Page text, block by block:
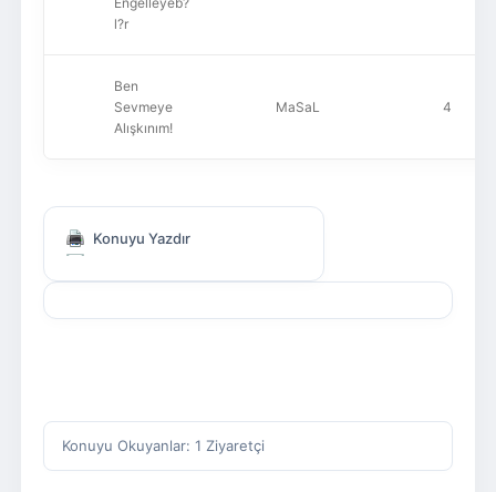
l?r
Ben
Sevmeye
Alışkınım!
MaSaL 4
Konuyu Yazdır
Konuyu Okuyanlar: 1 Ziyaretçi